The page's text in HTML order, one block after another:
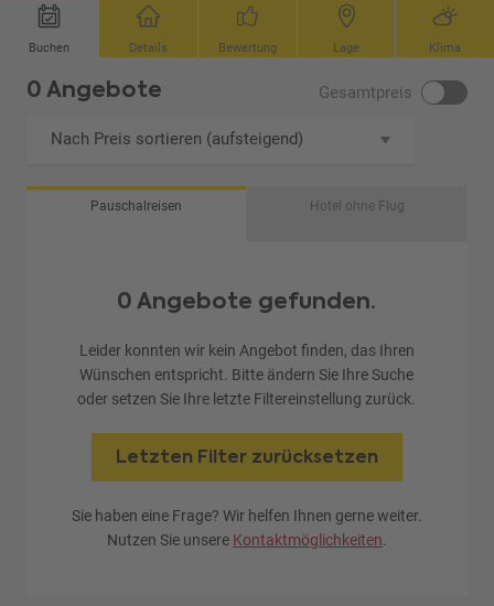
Buchen Details Bewertung Lage Klima
0 Angebote Gesamtpreis
Nach Preis sortieren (aufsteigend)
Pauschalreisen Hotel ohne Flug
0 Angebote gefunden.
Leider konnten wir kein Angebot finden, das Ihren
Wünschen entspricht. Bitte ändern Sie Ihre Suche
oder setzen Sie Ihre letzte Filtereinstellung zurück.
Letzten Filter zurücksetzen
Sie haben eine Frage? Wir helfen Ihnen gerne weiter.
Nutzen Sie unsere Kontaktmöglichkeiten.